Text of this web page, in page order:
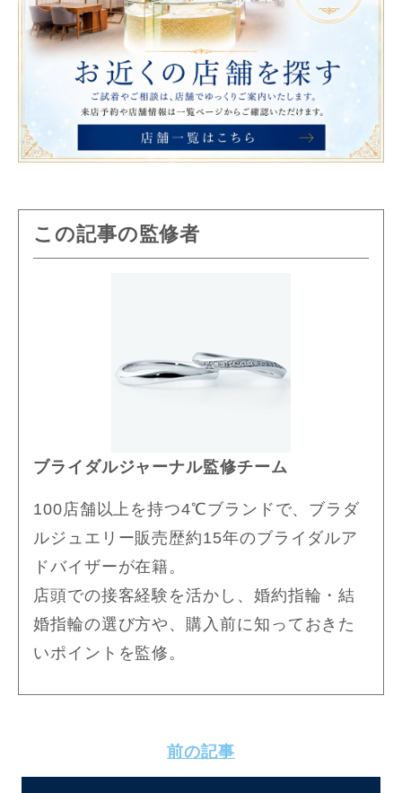
この記事の監修者
ブライダルジャーナル監修チーム
100店舗以上を持つ4℃ブランドで、ブラダ
ルジュエリー販売歴約15年のブライダルア
ドバイザーが在籍。
店頭での接客経験を活かし、婚約指輪・結
婚指輪の選び方や、購入前に知っておきた
いポイントを監修。
前の記事